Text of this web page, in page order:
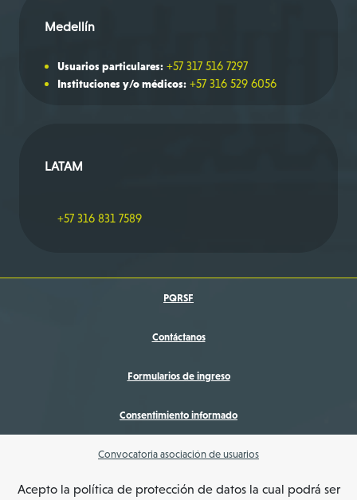
Medellín
Usuarios particulares: +57 317 516 7297
Instituciones y/o médicos: +57 316 529 6056
LATAM
+57 316 831 7589
PQRSF
Contáctanos
Formularios de ingreso
Consentimiento informado
Convocatoria asociación de usuarios
Acepto la política de protección de datos la cual podrá ser